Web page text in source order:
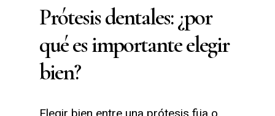
Prótesis dentales: ¿por
qué es importante elegir
bien?